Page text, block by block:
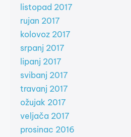
listopad 2017
rujan 2017
kolovoz 2017
srpanj 2017
lipanj 2017
svibanj 2017
travanj 2017
ožujak 2017
veljača 2017
prosinac 2016